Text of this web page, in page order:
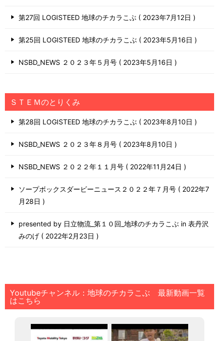
第27回 LOGISTEED 地球のチカラこぶ 2023年7月12日
第25回 LOGISTEED 地球のチカラこぶ 2023年5月16日
NSBD_NEWS ２０２３年５月号 2023年5月16日
ＳＴＥＭのとりくみ
第28回 LOGISTEED 地球のチカラこぶ 2023年8月10日
NSBD_NEWS ２０２３年８月号 2023年8月10日
NSBD_NEWS ２０２２年１１月号 2022年11月24日
ソープボックスダービーニュース２０２２年７月号
2022年7
月28日
presented by 日立物流_第１０回_地球のチカラこぶ in 表丹沢
みのげ
2022年2月23日
Youtubeチャンネル：地球のチカラこぶ 最新動画一覧
はこちら